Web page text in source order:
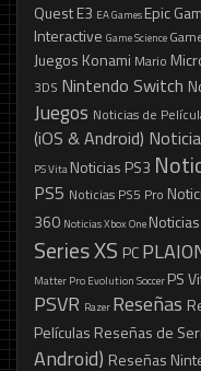
QuestE3 EA Games Epic
Interactive Game Science
Juegos Konami Mario
3DS Nintendo Switch
Juegos Noticias de
(iOS & Android)
PS Vita Noticias PS3
PS5 Noticias PS5 Pro
360 Noticias Xbox One
Series XS PC
Matter Pro Evolution Soccer PS
PSVR Razer Reseñas
Películas Reseñas de
Android) Reseñas